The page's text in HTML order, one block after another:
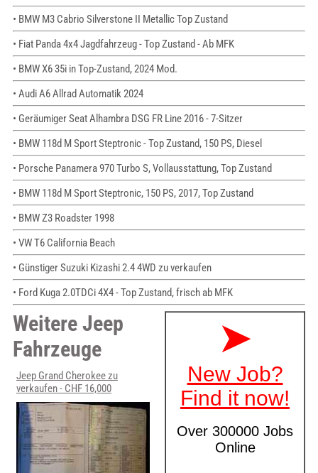
• BMW M3 Cabrio Silverstone II Metallic Top Zustand
• Fiat Panda 4x4 Jagdfahrzeug - Top Zustand - Ab MFK
• BMW X6 35i in Top-Zustand, 2024 Mod.
• Audi A6 Allrad Automatik 2024
• Geräumiger Seat Alhambra DSG FR Line 2016 - 7-Sitzer
• BMW 118d M Sport Steptronic - Top Zustand, 150 PS, Diesel
• Porsche Panamera 970 Turbo S, Vollausstattung, Top Zustand
• BMW 118d M Sport Steptronic, 150 PS, 2017, Top Zustand
• BMW Z3 Roadster 1998
• VW T6 California Beach
• Günstiger Suzuki Kizashi 2.4 4WD zu verkaufen
• Ford Kuga 2.0TDCi 4X4 - Top Zustand, frisch ab MFK
Weitere Jeep
Fahrzeuge
Jeep Grand Cherokee zu
verkaufen - CHF 16,000